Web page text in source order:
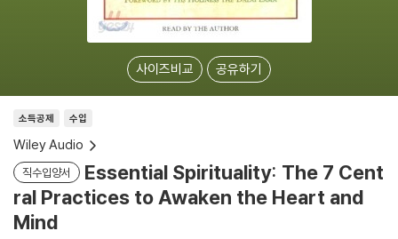
사이즈비교 공유하기
소득공제 수입
Wiley Audio
직수입양서
Essential Spirituality: The 7 Cent
ral Practices to Awaken the Heart and
Mind